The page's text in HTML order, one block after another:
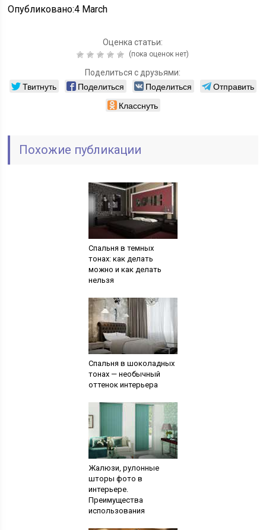
Опубликовано:4 March
Оценка статьи:
(пока оценок нет)
Поделиться с друзьями:
Твитнуть Поделиться Поделиться
Отправить
Класснуть
Похожие публикации
Спальня в темных
тонах: как делать
можно и как делать
нельзя
Спальня в шоколадных
тонах — необычный
оттенок интерьера
Жалюзи, рулонные
шторы фото в
интерьере.
Преимущества
использования